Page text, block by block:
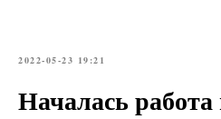
2022-05-23 19:21
Началась